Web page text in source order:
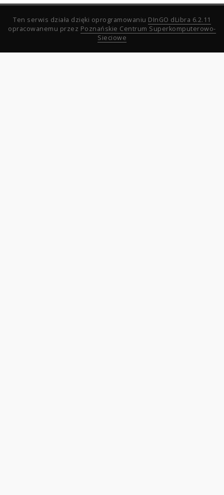
Ten serwis działa dzięki oprogramowaniu DInGO dLibra 6.2.11
opracowanemu przez Poznańskie Centrum Superkomputerowo-
Sieciowe